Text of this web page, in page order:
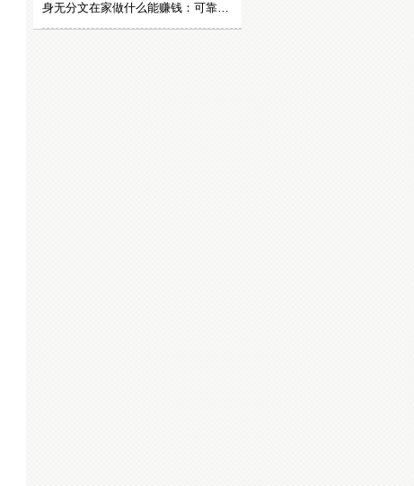
身无分文在家做什么能赚钱：可靠的在家赚钱方法